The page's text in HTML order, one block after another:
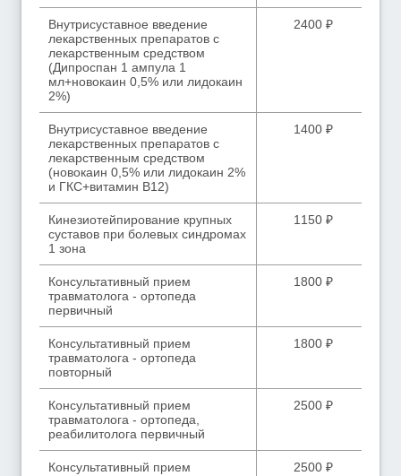
Внутрисуставное введение
лекарственных препаратов с
лекарственным средством
(Дипроспан 1 ампула 1
мл+новокаин 0,5% или лидокаин
2%)
2400 ₽
Внутрисуставное введение
лекарственных препаратов с
лекарственным средством
(новокаин 0,5% или лидокаин 2%
и ГКС+витамин В12)
1400 ₽
Кинезиотейпирование крупных
суставов при болевых синдромах
1 зона
1150 ₽
Консультативный прием
травматолога - ортопеда
первичный
1800 ₽
Консультативный прием
травматолога - ортопеда
повторный
1800 ₽
Консультативный прием
травматолога - ортопеда,
реабилитолога первичный
2500 ₽
Консультативный прием
2500 ₽